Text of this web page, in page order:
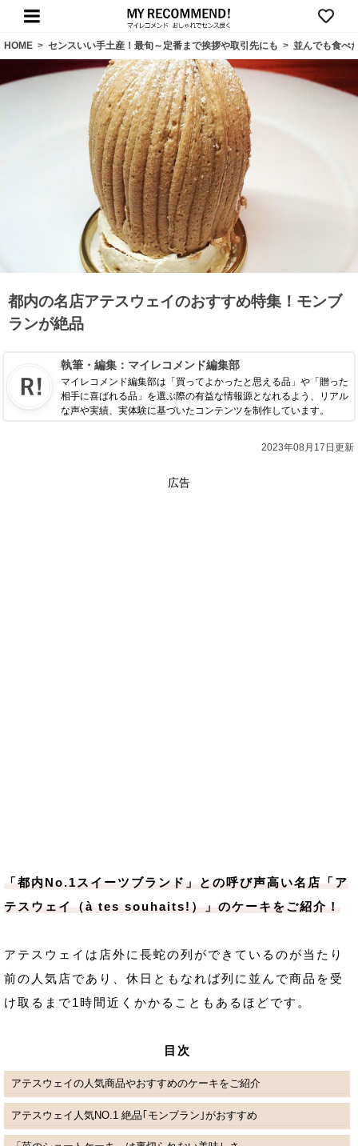
HOME > センスいい手土産！最旬～定番まで挨拶や取引先にも > 並んでも食べ
都内の名店アテスウェイのおすすめ特集！モンブ
ランが絶品
執筆・編集： マイレコメンド編集部
マイレコメンド編集部は「買ってよかったと思える品」や「贈った
相手に喜ばれる品」を選ぶ際の有益な情報源となれるよう、リアル
な声や実績、実体験に基づいたコンテンツを制作しています。
2023年08月17日更新
広告
「都内No.1スイーツブランド」との呼び声高い名店「ア
テスウェイ（à tes souhaits!）」のケーキをご紹介！
アテスウェイは店外に長蛇の列ができているのが当たり
前の人気店であり、休日ともなれば列に並んで商品を受
け取るまで1時間近くかかることもあるほどです。
目次
アテスウェイの人気商品やおすすめのケーキをご紹介
アテスウェイ人気NO.1 絶品｢モンブラン｣がおすすめ